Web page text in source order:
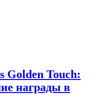
Golden Touch:
награды в